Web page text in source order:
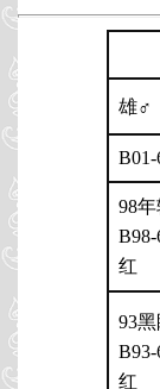
雄♂
B01-
98
B98-
红
93
B93-
红